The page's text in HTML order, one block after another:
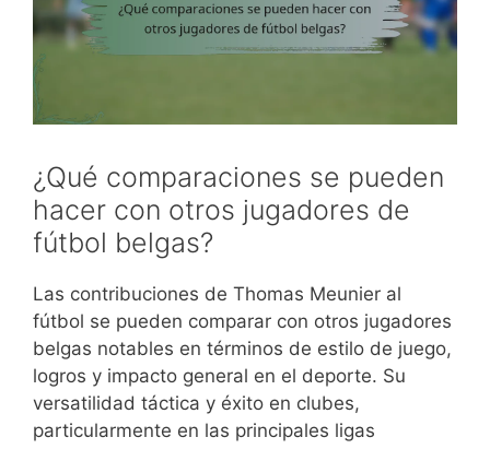
¿Qué comparaciones se pueden
hacer con otros jugadores de
fútbol belgas?
Las contribuciones de Thomas Meunier al
fútbol se pueden comparar con otros jugadores
belgas notables en términos de estilo de juego,
logros y impacto general en el deporte. Su
versatilidad táctica y éxito en clubes,
particularmente en las principales ligas